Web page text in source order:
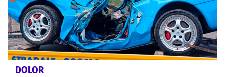
DOLOR